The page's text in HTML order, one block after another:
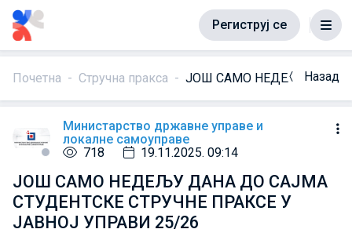
Региструј се
Почетна Стручна пракса ЈОШ САМО НЕДЕЉУ ДАНА
Назад
Министарство државне управе и
локалне самоуправе
718
19.11.2025. 09:14
ЈОШ САМО НЕДЕЉУ ДАНА ДО САЈМА
СТУДЕНТСКЕ СТРУЧНЕ ПРАКСЕ У
ЈАВНОЈ УПРАВИ 25/26